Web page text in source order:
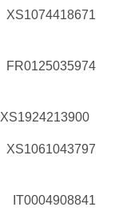
XS1074418671
FR0125035974
XS1924213900
XS1061043797
IT0004908841